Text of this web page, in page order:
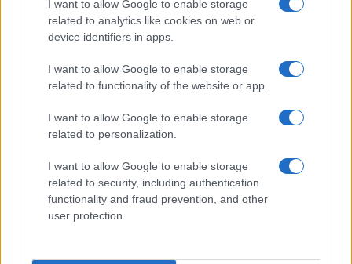
I want to allow Google to enable storage
related to analytics like cookies on web or
device identifiers in apps.
I want to allow Google to enable storage
related to functionality of the website or app.
I want to allow Google to enable storage
related to personalization.
I want to allow Google to enable storage
related to security, including authentication
functionality and fraud prevention, and other
user protection.
“durante le interazioni con gli scienziati al
laboratorio, essi hanno rilevato che il nuovo
laboratorio ha una grave carenza di tecnici
addestrati in modo appropriato e che i ricercatori
ad alto contenimento”.
La delegazione Usa, guidata dal console generale
a Wuhan, Jamison Fouss, e dal consigliere
dell’ambasciata per ambiente, scienza, tecnologia
a capo del progetto di ricerca, che ha pubblicato